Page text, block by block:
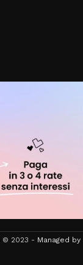
© 2023 - Managed by